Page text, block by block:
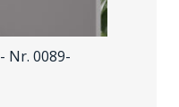
- Nr. 0089-